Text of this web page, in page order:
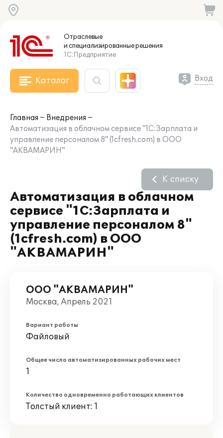
Отраслевые
и специализированныерешения
1С:Предприятие
Каталог Вход
Главная
Внедрения
Автоматизация в облачном сервисе "1С:Зарплата и
управление персоналом 8" (1cfresh.com) в ООО
"АКВАМАРИН"
Автоматизация в облачном
сервисе "1С:Зарплата и
управление персоналом 8"
(1cfresh.com) в ООО
"АКВАМАРИН"
К списку
ООО "АКВАМАРИН"
Москва, Апрель 2021
Вариант работы
Файловый
Общее число автоматизированных рабочих мест
1
Количество одновременно работающих клиентов
Толстый клиент: 1